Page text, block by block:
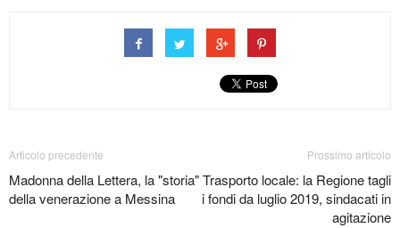
Articolo precedente
Madonna della Lettera, la "storia"
della venerazione a Messina
Prossimo articolo
Trasporto locale: la Regione tagli
i fondi da luglio 2019, sindacati in
agitazione